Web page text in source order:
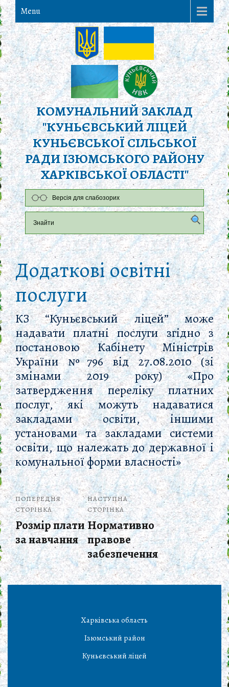
Menu
КОМУНАЛЬНИЙ ЗАКЛАД
"КУНЬЄВСЬКИЙ ЛІЦЕЙ
КУНЬЄВСЬКОЇ СІЛЬСЬКОЇ
РАДИ ІЗЮМСЬКОГО РАЙОНУ
ХАРКІВСЬКОЇ ОБЛАСТІ"
Версія для слабозорих
Додаткові освітні
послуги
КЗ “Куньєвський ліцей” може
надавати платні послуги згідно з
постановою Кабінету Міністрів
України №796 від 27.08.2010 (зі
змінами 2019 року) «Про
затвердження переліку платних
послуг, які можуть надаватися
закладами освіти, іншими
установами та закладами системи
освіти, що належать до державної і
комунальної форми власності»
ПОПЕРЕДНЯ
СТОРІНКА
Розмір плати
за навчання
НАСТУПНА
СТОРІНКА
Нормативно
правове
забезпечення
Харківська область
Ізюмський район
Куньєвський ліцей